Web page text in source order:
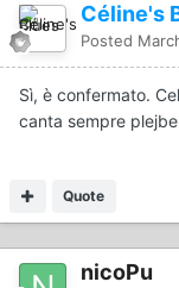
Céline's
Posted
Sì, è confermato.
canta sempre
Quote
nicoPu